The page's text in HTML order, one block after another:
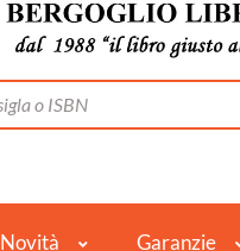
Novità Garanzie